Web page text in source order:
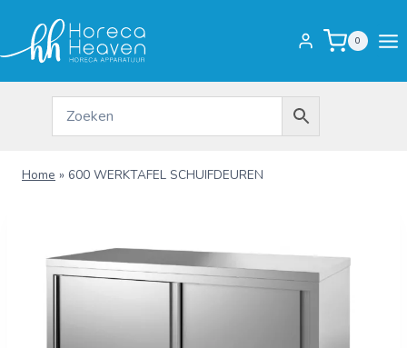
inhoud
0
Home » 600 WERKTAFEL SCHUIFDEUREN